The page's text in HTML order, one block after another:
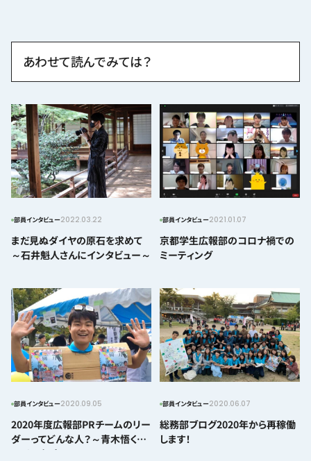
あわせて読んでみては？
部員インタビュー2022.03.22
まだ見ぬダイヤの原石を求めて
～石井魁人さんにインタビュー～
部員インタビュー2021.01.07
京都学生広報部のコロナ禍での
ミーティング
部員インタビュー2020.09.05
2020年度広報部PRチームのリー
ダーってどんな人？～青木悟くん
にインタビュー～
部員インタビュー2020.06.07
総務部ブログ2020年から再稼働
します！